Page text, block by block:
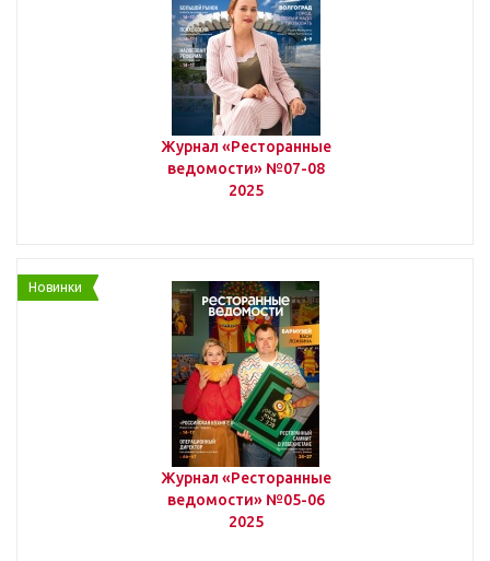
Рецепты от шеф-поваров
Продукты и ингредиенты
Журнал «Ресторанные
ведомости» №07-08
2025
Новинки
Журнал «Ресторанные
ведомости» №05-06
2025